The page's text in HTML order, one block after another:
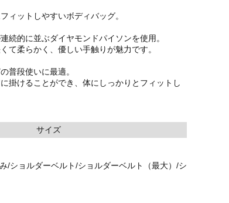
ィットしやすいボディバッグ。
続的に並ぶダイヤモンドパイソンを使用。
て柔らかく、優しい手触りが魅力です。
普段使いに最適。
掛けることができ、体にしっかりとフィットし
サイズ
/ショルダーベルト/ショルダーベルト（最大）/シ